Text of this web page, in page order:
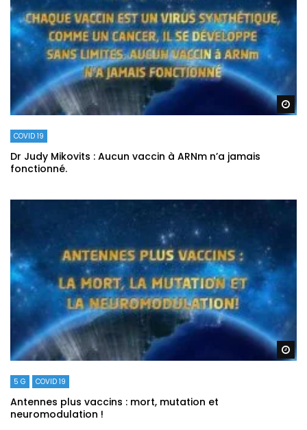
COVID 19
Dr Judy Mikovits : Aucun vaccin à ARNm n’a jamais
fonctionné.
5 G COVID 19
Antennes plus vaccins : mort, mutation et
neuromodulation !